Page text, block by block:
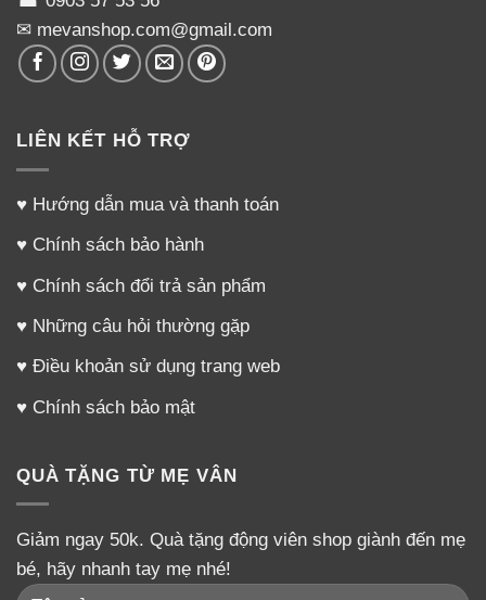
✉ mevanshop.com@gmail.com
LIÊN KẾT HỖ TRỢ
♥ Hướng dẫn mua và thanh toán
♥ Chính sách bảo hành
♥ Chính sách đổi trả sản phẩm
♥ Những câu hỏi thường gặp
♥ Điều khoản sử dụng trang web
♥ Chính sách bảo mật
QUÀ TẶNG TỪ MẸ VÂN
Giảm ngay 50k. Quà tặng động viên shop giành đến mẹ
bé, hãy nhanh tay mẹ nhé!